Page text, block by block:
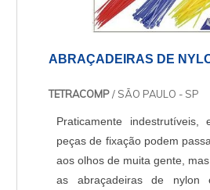
ABRAÇADEIRAS DE
TETRACOMP/ SÃO PAULO - SP
Praticamente indestrutíveis,
peças de fixação podem
aos olhos de muita gente,
as abraçadeiras de nylon